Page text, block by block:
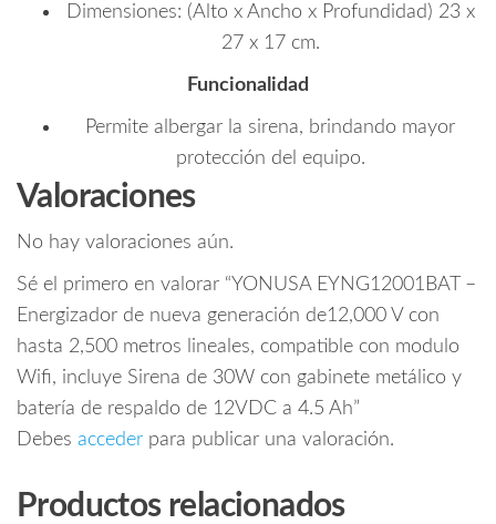
Dimensiones: (Alto x Ancho x Profundidad) 23 x
27 x 17 cm.
Funcionalidad
Permite albergar la sirena, brindando mayor
protección del equipo.
Valoraciones
No hay valoraciones aún.
Sé el primero en valorar “YONUSA EYNG12001BAT –
Energizador de nueva generación de12,000 V con
hasta 2,500 metros lineales, compatible con modulo
Wifi, incluye Sirena de 30W con gabinete metálico y
batería de respaldo de 12VDC a 4.5 Ah”
Debes acceder para publicar una valoración.
Productos relacionados